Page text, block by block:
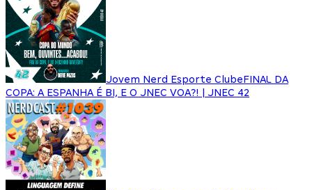
Jovem Nerd Esporte ClubeFINAL DA
COPA: A ESPANHA É BI, E O JNEC VOA?! | JNEC 42